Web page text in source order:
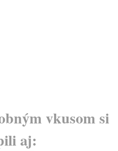
vkusom si
aj: